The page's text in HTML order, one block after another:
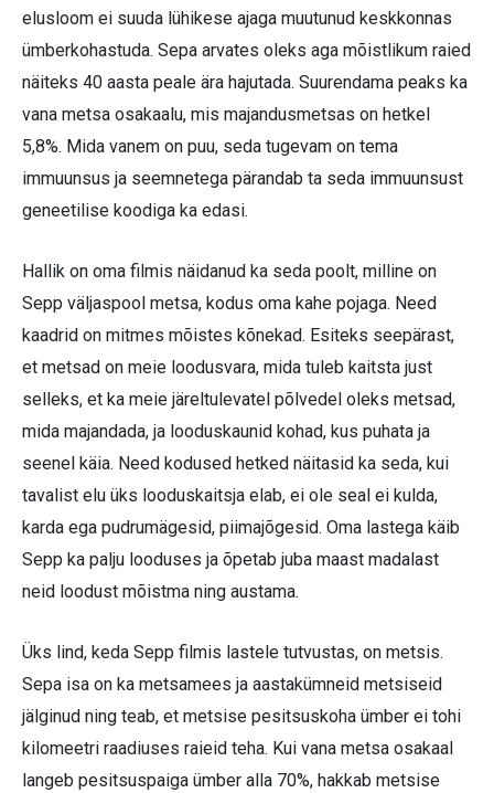
elusloom ei suuda lühikese ajaga muutunud keskkonnas
ümberkohastuda. Sepa arvates oleks aga mõistlikum raied
näiteks 40 aasta peale ära hajutada. Suurendama peaks ka
vana metsa osakaalu, mis majandusmetsas on hetkel
5,8%. Mida vanem on puu, seda tugevam on tema
immuunsus ja seemnetega pärandab ta seda immuunsust
geneetilise koodiga ka edasi.
Hallik on oma filmis näidanud ka seda poolt, milline on
Sepp väljaspool metsa, kodus oma kahe pojaga. Need
kaadrid on mitmes mõistes kõnekad. Esiteks seepärast,
et metsad on meie loodusvara, mida tuleb kaitsta just
selleks, et ka meie järeltulevatel põlvedel oleks metsad,
mida majandada, ja looduskaunid kohad, kus puhata ja
seenel käia. Need kodused hetked näitasid ka seda, kui
tavalist elu üks looduskaitsja elab, ei ole seal ei kulda,
karda ega pudrumägesid, piimajõgesid. Oma lastega käib
Sepp ka palju looduses ja õpetab juba maast madalast
neid loodust mõistma ning austama.
Üks lind, keda Sepp filmis lastele tutvustas, on metsis.
Sepa isa on ka metsamees ja aastakümneid metsiseid
jälginud ning teab, et metsise pesitsuskoha ümber ei tohi
kilomeetri raadiuses raieid teha. Kui vana metsa osakaal
langeb pesitsuspaiga ümber alla 70%, hakkab metsise